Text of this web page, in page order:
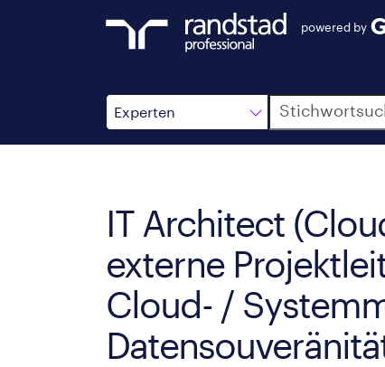
powered by
Experten
Suche
IT Architect
externe
Cloud- /